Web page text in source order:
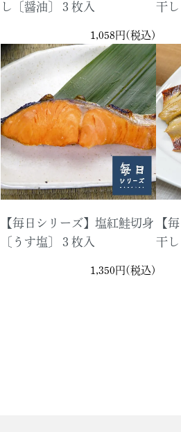
し〔醤油〕３枚入
1,058円(税込)
干
【毎日シリーズ】塩紅鮭切身
〔うす塩〕３枚入
1,350円(税込)
【
干